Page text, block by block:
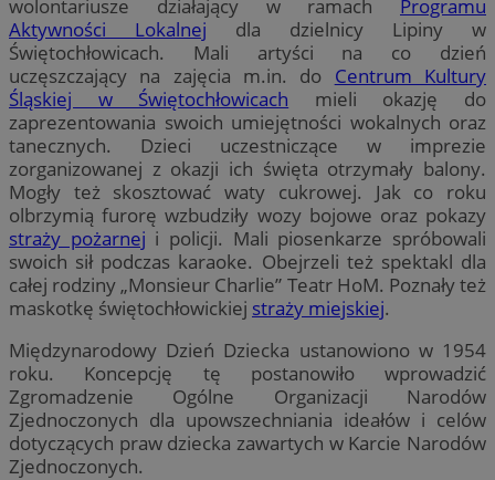
wolontariusze działający w ramach
Programu
Aktywności Lokalnej dla dzielnicy Lipiny w
Świętochłowicach. Mali artyści na co dzień
uczęszczający na zajęcia m.in. do Centrum Kultury
Śląskiej w Świętochłowicach mieli okazję do
zaprezentowania swoich umiejętności wokalnych oraz
tanecznych. Dzieci uczestniczące w imprezie
zorganizowanej z okazji ich święta otrzymały balony.
Mogły też skosztować waty cukrowej. Jak co roku
olbrzymią furorę wzbudziły wozy bojowe oraz pokazy
straży pożarnej i policji. Mali piosenkarze spróbowali
swoich sił podczas karaoke. Obejrzeli też spektakl dla
całej rodziny „Monsieur Charlie” Teatr HoM. Poznały też
maskotkę świętochłowickiej straży miejskiej.
Międzynarodowy Dzień Dziecka ustanowiono w 1954
roku. Koncepcję tę postanowiło wprowadzić
Zgromadzenie Ogólne Organizacji Narodów
Zjednoczonych dla upowszechniania ideałów i celów
dotyczących praw dziecka zawartych w Karcie Narodów
Zjednoczonych.